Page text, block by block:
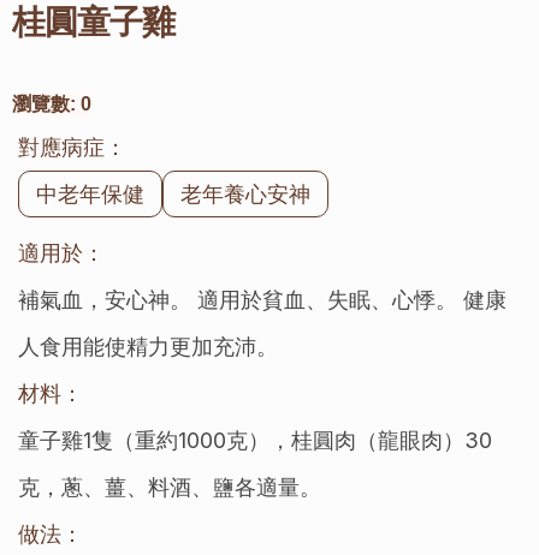
桂圓童子雞
瀏覽數: 0
對應病症：
中老年保健
老年養心安神
適用於：
補氣血，安心神。 適用於貧血、失眠、心悸。 健康
人食用能使精力更加充沛。
材料：
童子雞1隻（重約1000克），桂圓肉（龍眼肉）30
克，蔥、薑、料酒、鹽各適量。
做法：